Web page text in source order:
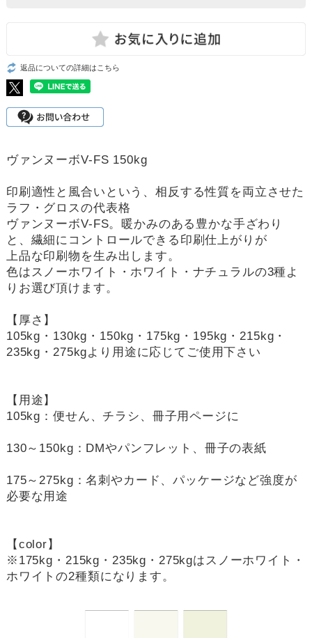
返品についての詳細はこちら
ヴァンヌーボV-FS 150kg
印刷適性と風合いという、相反する性質を両立させた
ラフ・グロスの代表格
ヴァンヌーボV-FS。暖かみのある豊かな手ざわり
と、繊細にコントロールできる印刷仕上がりが
上品な印刷物を生み出します。
色はスノーホワイト・ホワイト・ナチュラルの3種よ
りお選び頂けます。
【厚さ】
105kg・130kg・150kg・175kg・195kg・215kg・
235kg・275kgより用途に応じてご使用下さい
【用途】
105kg：便せん、チラシ、冊子用ページに
130～150kg：DMやパンフレット、冊子の表紙
175～275kg：名刺やカード、パッケージなど強度が
必要な用途
【color】
※175kg・215kg・235kg・275kgはスノーホワイト・
ホワイトの2種類になります。